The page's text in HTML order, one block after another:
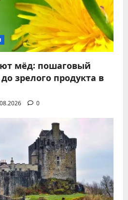
мёд: пошаговый
зрелого продукта в
0